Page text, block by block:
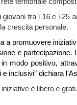
giovani tra i 16 e i 25
crescita personale.
a promuovere
e
modo positivo,
inclusivi” dichiara
è libero e